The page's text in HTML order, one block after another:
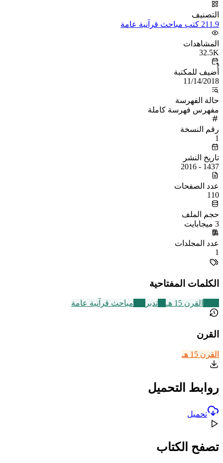
التصنيف
211.9 كتب مباحث قرآنية عامة
المشاهدات
32.5K
أُضيف للمكتبة
11/14/2018
حالة الفهرسة
مفهرس فهرسة كاملة
رقم النسخة
1
تاريخ النشر
1437 - 2016
عدد الصفحات
110
حجم الملف
3 ميجابايت
عدد المجلدات
1
الكلمات المفتاحية
القرن 15 هـ تدبر مباحث قرآنية عامة
القرن
القرن 15 هـ
روابط التحميل
تحميل
تصفح الكتاب